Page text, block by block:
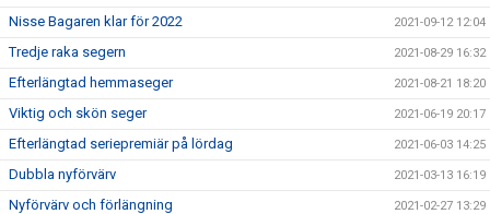
Nisse Bagaren klar för 2022 2021-09-12 12:04
Tredje raka segern 2021-08-29 16:32
Efterlängtad hemmaseger 2021-08-21 18:20
Viktig och skön seger 2021-06-19 20:17
Efterlängtad seriepremiär på lördag 2021-06-03 14:25
Dubbla nyförvärv 2021-03-13 16:19
Nyförvärv och förlängning 2021-02-27 13:29